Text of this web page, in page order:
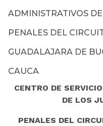
ADMINISTRATIVOS
PENALES DEL
GUADALAJARA DE
CAUCA
CENTRO DE
DE LOS
PENALES DEL